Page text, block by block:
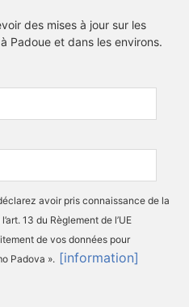
des mises à jour sur les
Padoue et dans les environs.
avoir pris connaissance de la
13 du Règlement de l’UE
de vos données pour
Padova ». [information]